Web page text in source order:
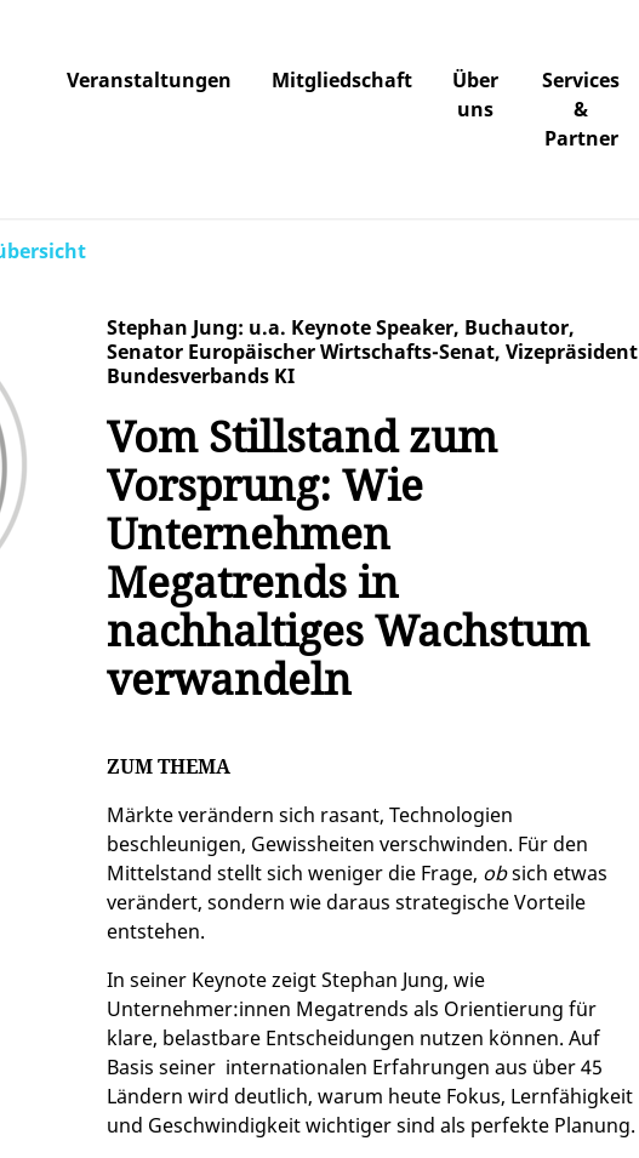
Veranstaltungen Mitgliedschaft
Über
uns
Services
&
Partner
Stephan Jung: u.a. Keynote Speaker, Buchautor,
Senator Europäischer Wirtschafts-Senat, Vizepräsident
Bundesverbands KI
Vom Stillstand zum
Vorsprung: Wie
Unternehmen
Megatrends in
nachhaltiges Wachstum
verwandeln
ZUM THEMA
Märkte verändern sich rasant, Technologien
beschleunigen, Gewissheiten verschwinden. Für den
Mittelstand stellt sich weniger die Frage, obsich etwas
verändert, sondern wie daraus strategische Vorteile
entstehen.
In seiner Keynote zeigt Stephan Jung, wie
Unternehmer:innen Megatrends als Orientierung für
klare, belastbare Entscheidungen nutzen können. Auf
Basis seiner internationalen Erfahrungen aus über 45
Ländern wird deutlich, warum heute Fokus, Lernfähigkeit
und Geschwindigkeit wichtiger sind als perfekte Planung.